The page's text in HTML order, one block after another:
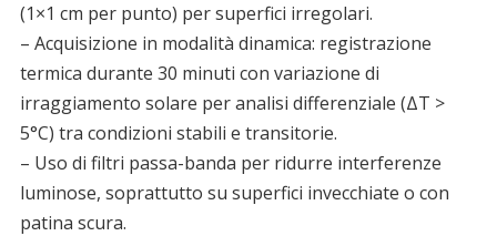
(1×1 cm per punto) per superfici irregolari.
– Acquisizione in modalità dinamica: registrazione
termica durante 30 minuti con variazione di
irraggiamento solare per analisi differenziale (ΔT >
5°C) tra condizioni stabili e transitorie.
– Uso di filtri passa-banda per ridurre interferenze
luminose, soprattutto su superfici invecchiate o con
patina scura.